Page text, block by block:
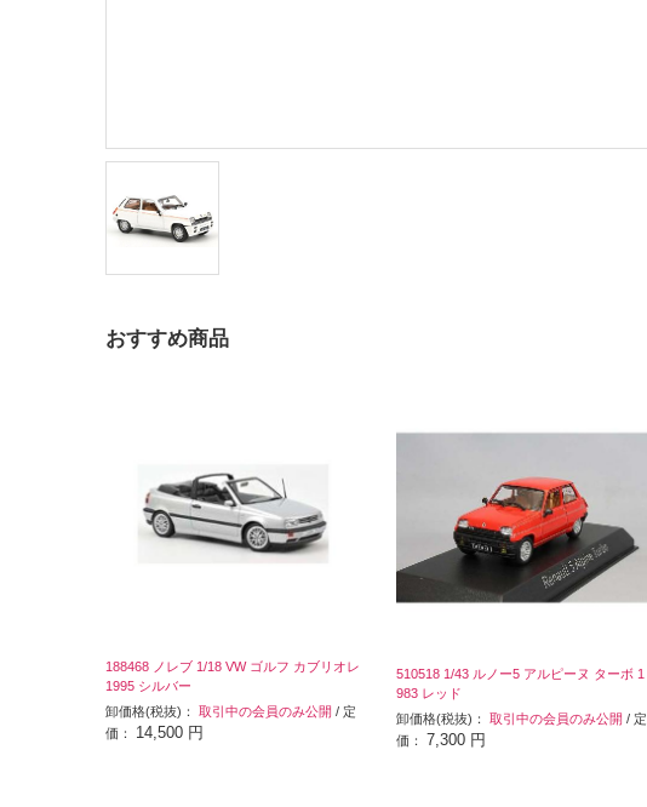
おすすめ商品
188468 ノレブ 1/18 VW ゴルフ カブリオレ
1995 シルバー
卸価格(税抜)： 取引中の会員のみ公開 / 定
価： 14,500 円
510518 1/43 ルノー5 アルピーヌ ターボ 1
983 レッド
卸価格(税抜)： 取引中の会員のみ公開 / 定
価： 7,300 円